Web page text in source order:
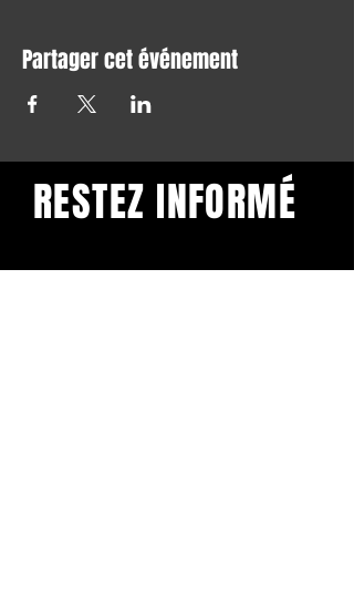
Partager cet événement
RESTEZ INFORMÉ